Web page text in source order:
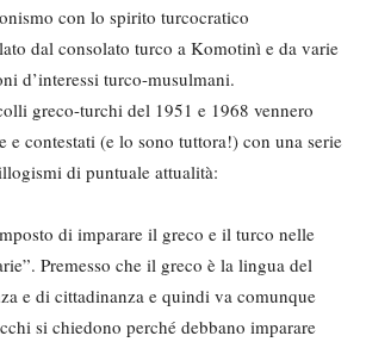
con lo spirito turcocratico
dal consolato turco a Komotinì e da varie
d’interessi turco-musulmani.
greco-turchi del 1951 e 1968 vennero
e contestati (e lo sono tuttora!) con una serie
di puntuale attualità:
di imparare il greco e il turco nelle
Premesso che il greco è la lingua del
e di cittadinanza e quindi va comunque
si chiedono perché debbano imparare